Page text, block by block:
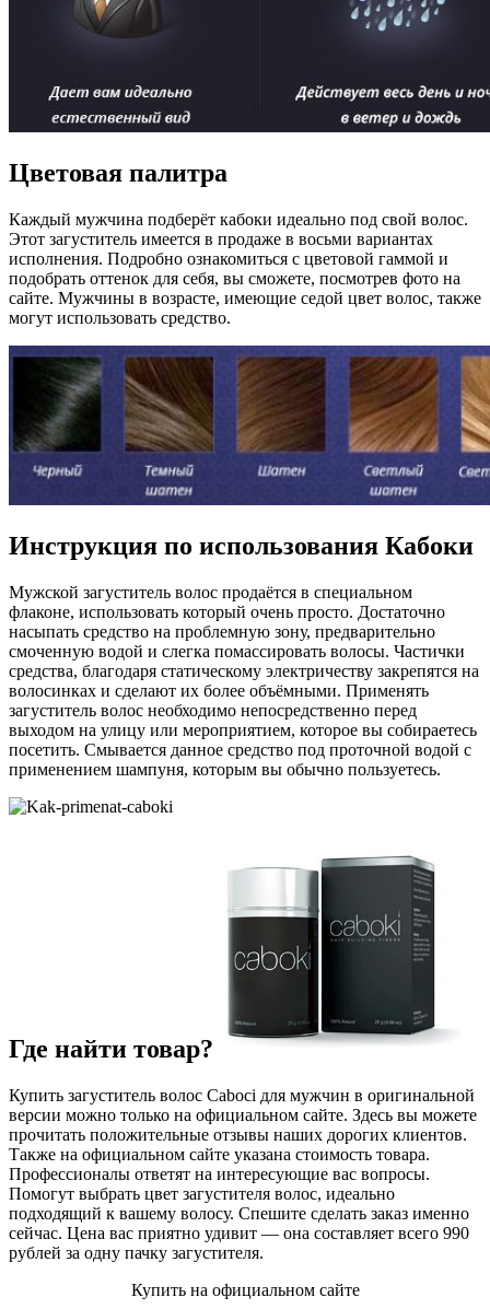
Цветовая палитра
Каждый мужчина подберёт кабоки идеально под свой волос.
Этот загуститель имеется в продаже в восьми вариантах
исполнения. Подробно ознакомиться с цветовой гаммой и
подобрать оттенок для себя, вы сможете, посмотрев фото на
сайте. Мужчины в возрасте, имеющие седой цвет волос, также
могут использовать средство.
Инструкция по использования Кабоки
Мужской загуститель волос продаётся в специальном
флаконе, использовать который очень просто. Достаточно
насыпать средство на проблемную зону, предварительно
смоченную водой и слегка помассировать волосы. Частички
средства, благодаря статическому электричеству закрепятся на
волосинках и сделают их более объёмными. Применять
загуститель волос необходимо непосредственно перед
выходом на улицу или мероприятием, которое вы собираетесь
посетить. Смывается данное средство под проточной водой с
применением шампуня, которым вы обычно пользуетесь.
Где найти товар?
Купить загуститель волос Caboci для мужчин в оригинальной
версии можно только на официальном сайте. Здесь вы можете
прочитать положительные отзывы наших дорогих клиентов.
Также на официальном сайте указана стоимость товара.
Профессионалы ответят на интересующие вас вопросы.
Помогут выбрать цвет загустителя волос, идеально
подходящий к вашему волосу. Спешите сделать заказ именно
сейчас. Цена вас приятно удивит — она составляет всего 990
рублей за одну пачку загустителя.
Купить на официальном сайте